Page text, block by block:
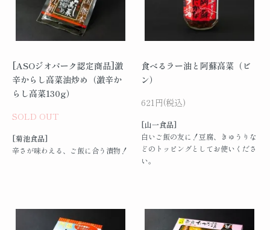
[ASOジオパーク認定商品]激
辛からし高菜油炒め（激辛か
らし高菜130g）
SOLD OUT
[菊池食品]
辛さが味わえる、ご飯に合う漬物！
食べるラー油と阿蘇高菜（ビ
ン）
621円(税込)
[山一食品]
白いご飯の友に！豆腐、きゅうりな
どのトッピングとしてお使いくださ
い。